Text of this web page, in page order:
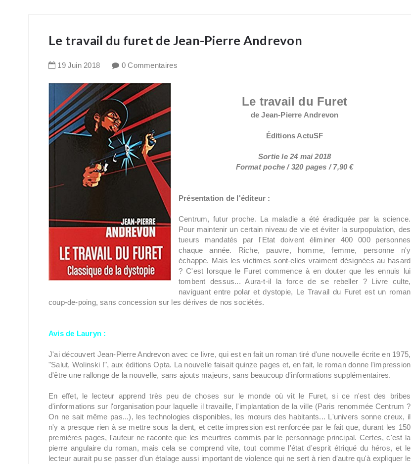
Le travail du furet de Jean-Pierre Andrevon
19 Juin 2018 0 Commentaires
Le travail du Furet
de Jean-Pierre Andrevon
Éditions ActuSF
Sortie le 24 mai 2018
Format poche / 320 pages / 7,90 €
Présentation de l'éditeur :
Centrum, futur proche. La maladie a été éradiquée par la science.
Pour maintenir un certain niveau de vie et éviter la surpopulation, des
tueurs mandatés par l'Etat doivent éliminer 400 000 personnes
chaque année. Riche, pauvre, homme, femme, personne n'y
échappe. Mais les victimes sont-elles vraiment désignées au hasard
? C'est lorsque le Furet commence à en douter que les ennuis lui
tombent dessus... Aura-t-il la force de se rebeller ? Livre culte,
naviguant entre polar et dystopie, Le Travail du Furet est un roman
coup-de-poing, sans concession sur les dérives de nos sociétés.
Avis de Lauryn:
J'ai découvert Jean-Pierre Andrevon avec ce livre, qui est en fait un roman tiré d'une nouvelle écrite en 1975,
"Salut, Wolinski !", aux éditions Opta. La nouvelle faisait quinze pages et, en fait, le roman donne l'impression
d'être une rallonge de la nouvelle, sans ajouts majeurs, sans beaucoup d'informations supplémentaires.
En effet, le lecteur apprend très peu de choses sur le monde où vit le Furet, si ce n'est des bribes
d'informations sur l'organisation pour laquelle il travaille, l'implantation de la ville (Paris renommée Centrum ?
On ne sait même pas...), les technologies disponibles, les mœurs des habitants... L'univers sonne creux, il
n'y a presque rien à se mettre sous la dent, et cette impression est renforcée par le fait que, durant les 150
premières pages, l'auteur ne raconte que les meurtres commis par le personnage principal. Certes, c'est la
pierre angulaire du roman, mais cela se comprend vite, tout comme l'état d'esprit étriqué du héros, et le
lecteur aurait pu se passer d'un étalage aussi important de violence qui ne sert à rien d'autre qu'à expliquer le